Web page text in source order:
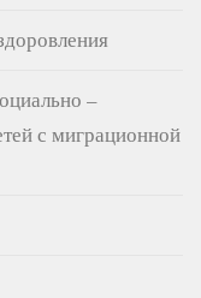
–
с миграционной